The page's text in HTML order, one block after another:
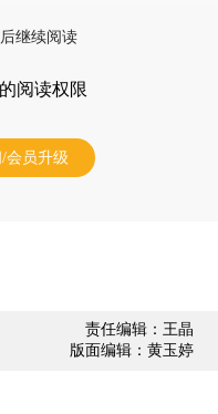
继续阅读
阅读权限
会员升级
责任编辑：王晶
版面编辑：黄玉婷